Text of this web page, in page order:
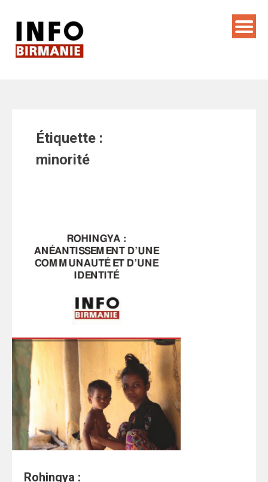
Étiquette :
minorité
Rohingya :